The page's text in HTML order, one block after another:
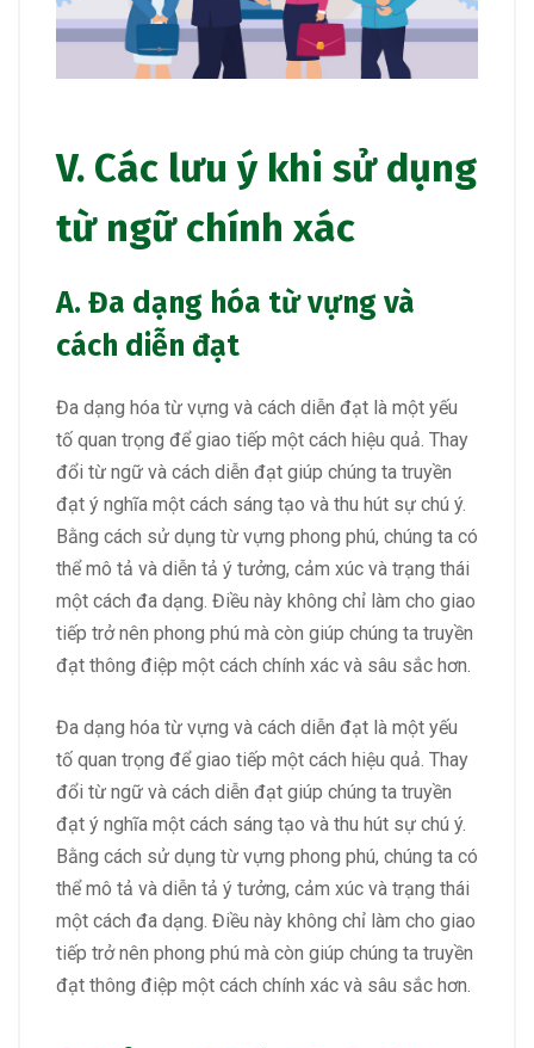
V. Các lưu ý khi sử dụng
từ ngữ chính xác
A. Đa dạng hóa từ vựng và
cách diễn đạt
Đa dạng hóa từ vựng và cách diễn đạt là một yếu
tố quan trọng để giao tiếp một cách hiệu quả. Thay
đổi từ ngữ và cách diễn đạt giúp chúng ta truyền
đạt ý nghĩa một cách sáng tạo và thu hút sự chú ý.
Bằng cách sử dụng từ vựng phong phú, chúng ta có
thể mô tả và diễn tả ý tưởng, cảm xúc và trạng thái
một cách đa dạng. Điều này không chỉ làm cho giao
tiếp trở nên phong phú mà còn giúp chúng ta truyền
đạt thông điệp một cách chính xác và sâu sắc hơn.
Đa dạng hóa từ vựng và cách diễn đạt là một yếu
tố quan trọng để giao tiếp một cách hiệu quả. Thay
đổi từ ngữ và cách diễn đạt giúp chúng ta truyền
đạt ý nghĩa một cách sáng tạo và thu hút sự chú ý.
Bằng cách sử dụng từ vựng phong phú, chúng ta có
thể mô tả và diễn tả ý tưởng, cảm xúc và trạng thái
một cách đa dạng. Điều này không chỉ làm cho giao
tiếp trở nên phong phú mà còn giúp chúng ta truyền
đạt thông điệp một cách chính xác và sâu sắc hơn.